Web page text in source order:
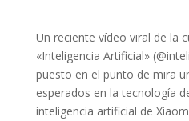
Un reciente vídeo viral de la
«Inteligencia Artificial»
puesto en el punto de mira
esperados en la tecnología
inteligencia artificial de